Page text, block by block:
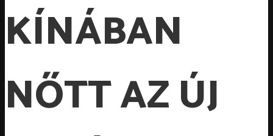
KÍNÁBAN
NŐTT AZ ÚJ